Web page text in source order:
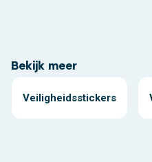
Bekijk meer
Veiligheidsstickers